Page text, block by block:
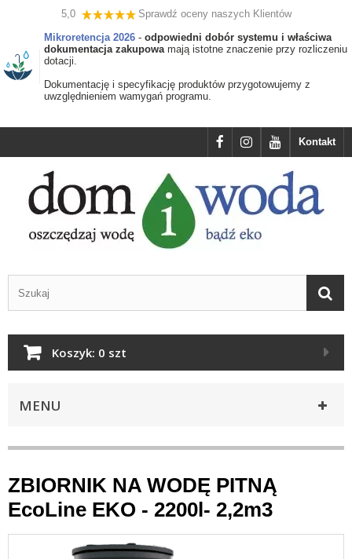
5,0
Sprawdź oceny naszych Klientów
Mikroretencja 2026 - odpowiedni dobór systemu i właściwa
dokumentacja zakupowamają istotne znaczenie przy rozliczeniu
dotacji.
Dokumentację i specyfikację produktów przygotowujemy z
uwzględnieniem wamygań programu.
Kontakt
Koszyk: 0 szt
MENU
ZBIORNIK NA WODĘ PITNĄ
EcoLine EKO - 2200l- 2,2m3